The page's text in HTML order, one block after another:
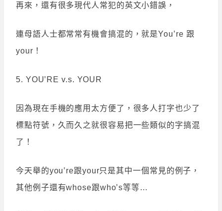
再來，還有很多現代人常犯的英文小錯誤，
連母語人士都常常有機會搞混的，就是You’re 跟
your！
5. YOU’RE v.s. YOUR
因為現在手機的應用太方便了，很多人打字也少了
標點符號，久而久之就很容易把一些類似的字搞混
了！
今天舉的you’re跟your只是其中一個常見的例子，
其他例子還有whose跟who’s等等…